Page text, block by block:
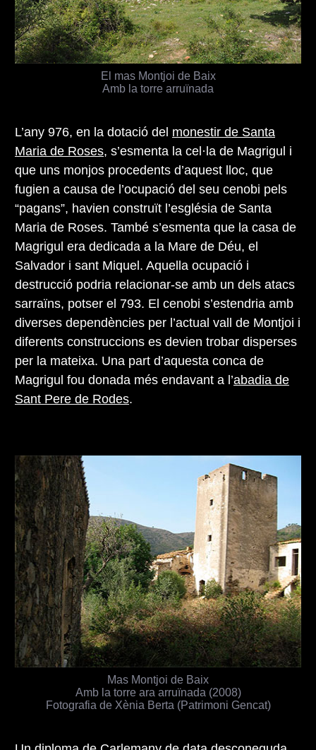
El mas Montjoi de Baix
Amb la torre arruïnada
L’any 976, en la dotació del monestir de Santa
Maria de Roses, s’esmenta la cel·la de Magrigul i
que uns monjos procedents d’aquest lloc, que
fugien a causa de l’ocupació del seu cenobi pels
“pagans”, havien construït l’església de Santa
Maria de Roses. També s’esmenta que la casa de
Magrigul era dedicada a la Mare de Déu, el
Salvador i sant Miquel. Aquella ocupació i
destrucció podria relacionar-se amb un dels atacs
sarraïns, potser el 793. El cenobi s’estendria amb
diverses dependències per l’actual vall de Montjoi i
diferents construccions es devien trobar disperses
per la mateixa. Una part d’aquesta conca de
Magrigul fou donada més endavant a l’abadia de
Sant Pere de Rodes.
Mas Montjoi de Baix
Amb la torre ara arruïnada (2008)
Fotografia de Xènia Berta (Patrimoni Gencat)